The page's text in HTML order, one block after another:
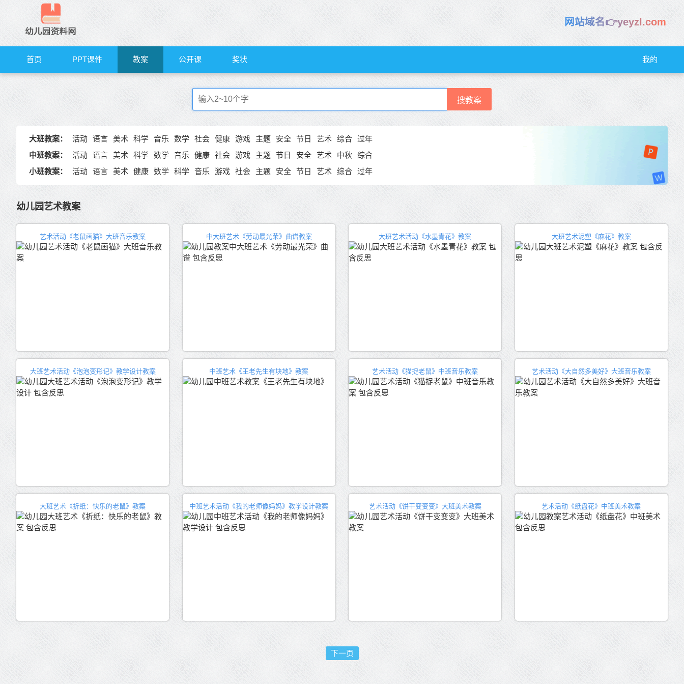
网站域名👉yeyzl.com
首页 PPT课件 教案 公开课 奖状 我的
搜教案
大班教案： 活动 语言 美术 科学 音乐 数学 社会 健康 游戏 主题 安全 节日 艺术 综合 过年
中班教案：
活动 语言 美术 科学 数学 音乐 健康 社会 游戏 主题 节日 安全 艺术 中秋
综合
小班教案：
活动 语言 美术 健康 数学 科学 音乐 游戏 社会 主题 安全 节日 艺术 综合 过年
幼儿园艺术教案
艺术活动《老鼠画猫》大班音乐教案 中大班艺术《劳动最光荣》曲谱教案 大班艺术活动《水墨青花》教案 大班艺术泥塑《麻花》教案
大班艺术活动《泡泡变形记》教学设计教案 中班艺术《王老先生有块地》教案 艺术活动《猫捉老鼠》中班音乐教案 艺术活动《大自然多美好》大班音乐教案
大班艺术《折纸：快乐的老鼠》教案 中班艺术活动《我的老师像妈妈》教学设计教案 艺术活动《饼干变变变》大班美术教案 艺术活动《纸盘花》中班美术教案
下一页